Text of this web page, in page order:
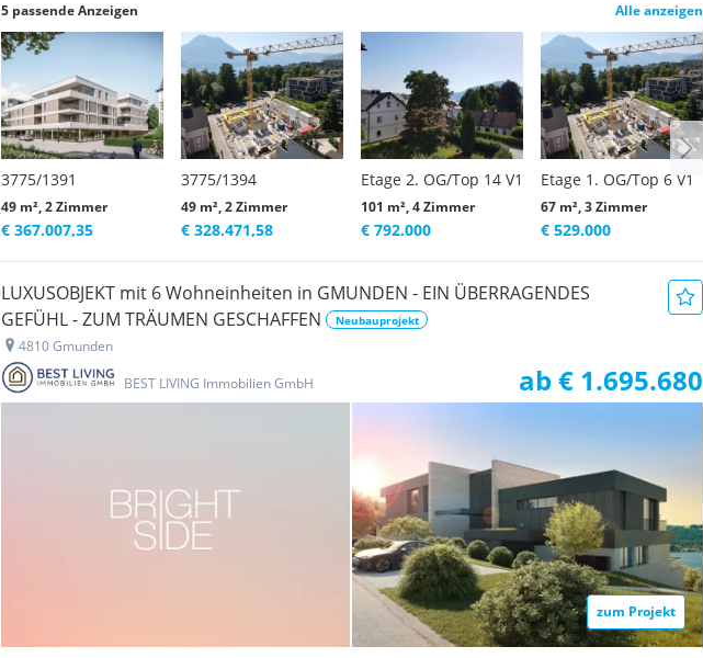
5 passende Anzeigen Alle anzeigen
3775/1391
49 m², 2 Zimmer
€ 367.007,35
3775/1394
49 m², 2 Zimmer
€ 328.471,58
Etage 2. OG/Top 14 V1
101 m², 4 Zimmer
€ 792.000
Etage 1. OG/Top 6 V1
67 m², 3 Zimmer
€ 529.000
LUXUSOBJEKT mit 6 Wohneinheiten in GMUNDEN - EIN ÜBERRAGENDES
GEFÜHL - ZUM TRÄUMEN GESCHAFFEN
Neubauprojekt
4810 Gmunden
BEST LIVING Immobilien GmbH
ab € 1.695.680
zum Projekt